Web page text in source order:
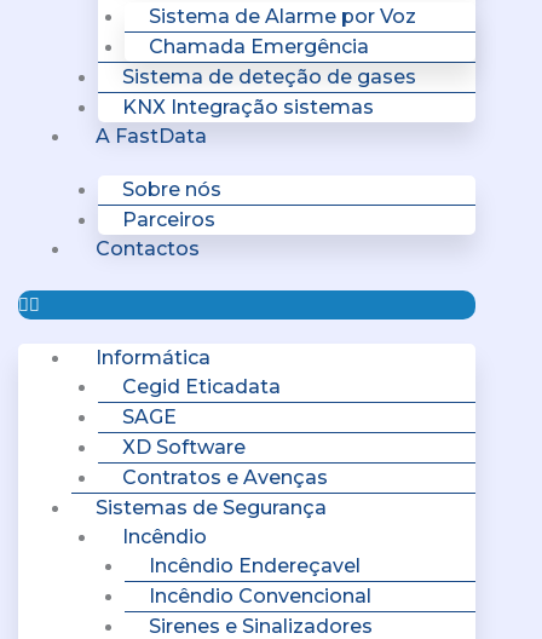
Sistema de Alarme por Voz
Chamada Emergência
Sistema de deteção de gases
KNX Integração sistemas
A FastData
Sobre nós
Parceiros
Contactos
Informática
Cegid Eticadata
SAGE
XD Software
Contratos e Avenças
Sistemas de Segurança
Incêndio
Incêndio Endereçavel
Incêndio Convencional
Sirenes e Sinalizadores